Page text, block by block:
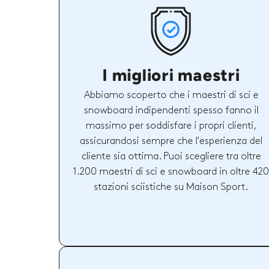
I migliori maestri
Abbiamo scoperto che i maestri di sci e
snowboard indipendenti spesso fanno il
massimo per soddisfare i propri clienti,
assicurandosi sempre che l'esperienza del
cliente sia ottima. Puoi scegliere tra oltre
1.200 maestri di sci e snowboard in oltre 420
stazioni sciistiche su Maison Sport.